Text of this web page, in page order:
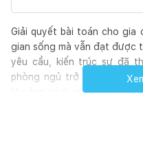
Giải quyết bài toán cho gia
gian sống mà vẫn đạt được
yêu cầu, kiến trúc sư đã
phòng ngủ trở thành một
khoảng cách giữa khu vực